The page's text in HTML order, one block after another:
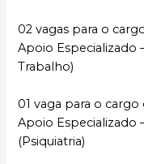
02 vagas para o
Apoio Especializado
Trabalho)
01 vaga para o cargo
Apoio Especializado
(Psiquiatria)